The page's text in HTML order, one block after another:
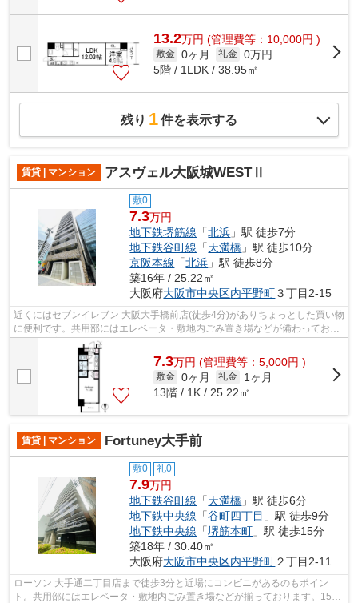
13.2万円 (管理費等：10,000円 )
敷金 0ヶ月 礼金 0万円
5階 / 1LDK / 38.95㎡
残り 1件を表示する
賃貸 | マンション アスヴェル大阪城WESTⅡ
敷0
7.3万円
地下鉄堺筋線 「北浜 」駅 徒歩7分
地下鉄谷町線 「天満橋 」駅 徒歩10分
京阪本線 「北浜 」駅 徒歩8分
築16年 / 25.22㎡
大阪府大阪市中央区内平野町３丁目2-15
近くにはセブンイレブン 大阪大手橋前店(徒歩4分)がありちょっとした買い物
に便利です。共用部にはエレベータ・敷地内ごみ置き場などが備わっており
とても充実しています。こだわり派...
7.3万円 (管理費等：5,000円 )
敷金 0ヶ月 礼金
1ヶ月
13階 / 1K / 25.22㎡
賃貸 | マンション Fortuney大手前
敷0 礼0
7.9万円
地下鉄谷町線 「天満橋 」駅 徒歩6分
地下鉄中央線 「谷町四丁目 」駅 徒歩9分
地下鉄中央線 「堺筋本町 」駅 徒歩15分
築18年 / 30.40㎡
大阪府大阪市中央区内平野町２丁目2-11
ローソン 大手通二丁目店まで徒歩3分と近場にコンビニがあるのもポイン
ト。共用部にはエレベータ・敷地内ごみ置き場などが揃っております。15階